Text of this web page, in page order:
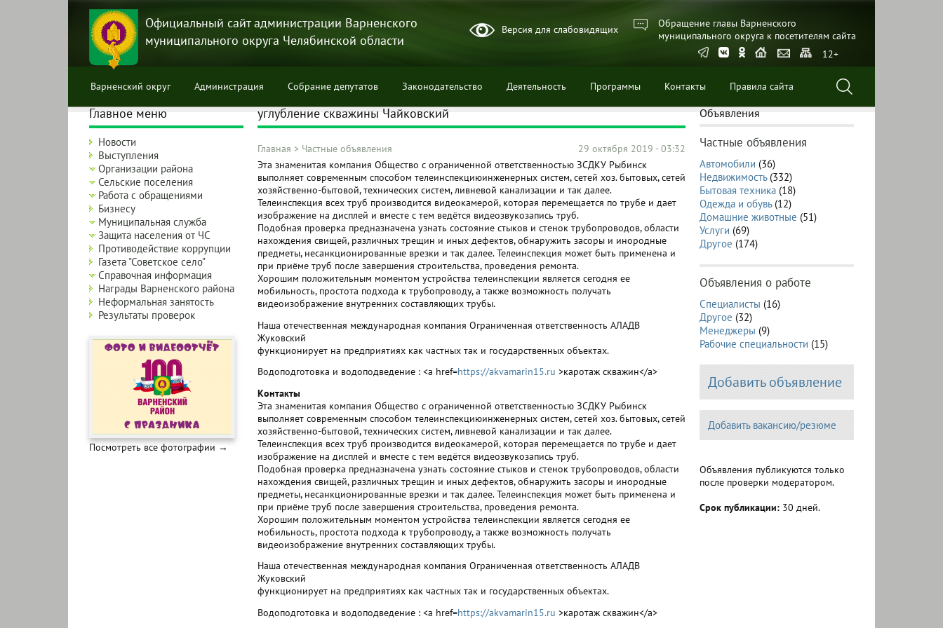
Официальный сайт администрации Варненского
муниципального округа Челябинской области
Версия для слабовидящих
Обращение главы Варненского
муниципального округа к посетителям сайта
12+
Варненский округ Администрация Собрание депутатов Законодательство Деятельность Программы Контакты Правила сайта
углубление скважины Чайковский
Строка
навигации
Главная > Частные объявления
29 октября 2019 - 03:32
Эта знаменитая компания Общество с ограниченной ответственностью ЗСДКУ Рыбинск
выполняет современным способом телеинспекциюинженерных систем, сетей хоз. бытовых, сетей
хозяйственно-бытовой, технических систем, ливневой канализации и так далее.
Телеинспекция всех труб производится видеокамерой, которая перемещается по трубе и дает
изображение на дисплей и вместе с тем ведётся видеозвукозапись труб.
Подобная проверка предназначена узнать состояние стыков и стенок трубопроводов, области
нахождения свищей, различных трещин и иных дефектов, обнаружить засоры и инородные
предметы, несанкционированные врезки и так далее. Телеинспекция может быть применена и
при приёме труб после завершения строительства, проведения ремонта.
Хорошим положительным моментом устройства телеинспекции является сегодня ее
мобильность, простота подхода к трубопроводу, а также возможность получать
видеоизображение внутренних составляющих трубы.
Наша отечественная международная компания Ограниченная ответственность АЛАДВ
Жуковский
функционирует на предприятиях как частных так и государственных объектах.
Водоподготовка и водоподведение : <a href=https://akvamarin15.ru >каротаж скважин</a>
Контакты
Эта знаменитая компания Общество с ограниченной ответственностью ЗСДКУ Рыбинск
выполняет современным способом телеинспекциюинженерных систем, сетей хоз. бытовых, сетей
хозяйственно-бытовой, технических систем, ливневой канализации и так далее.
Телеинспекция всех труб производится видеокамерой, которая перемещается по трубе и дает
изображение на дисплей и вместе с тем ведётся видеозвукозапись труб.
Подобная проверка предназначена узнать состояние стыков и стенок трубопроводов, области
нахождения свищей, различных трещин и иных дефектов, обнаружить засоры и инородные
предметы, несанкционированные врезки и так далее. Телеинспекция может быть применена и
при приёме труб после завершения строительства, проведения ремонта.
Хорошим положительным моментом устройства телеинспекции является сегодня ее
мобильность, простота подхода к трубопроводу, а также возможность получать
видеоизображение внутренних составляющих трубы.
Наша отечественная международная компания Ограниченная ответственность АЛАДВ
Жуковский
функционирует на предприятиях как частных так и государственных объектах.
Водоподготовка и водоподведение : <a href=https://akvamarin15.ru >каротаж скважин</a>
Объявления
Частные объявления
Автомобили (36)
Недвижимость(332)
Бытовая техника (18)
Одежда и обувь(12)
Домашние животные (51)
Услуги (69)
Другое (174)
Объявления о работе
Специалисты (16)
Другое (32)
Менеджеры (9)
Рабочие специальности (15)
Добавить объявление
Добавить вакансию/резюме
Объявления публикуются только
после проверки модератором.
Срок публикации: 30 дней.
Главное меню
Новости
Выступления
Организации района
Сельские поселения
Работа с обращениями
Бизнесу
Муниципальная служба
Защита населения от ЧС
Противодействие коррупции
Газета "Советское село"
Справочная информация
Награды Варненского района
Неформальная занятость
Результаты проверок
Посмотреть все фотографии →